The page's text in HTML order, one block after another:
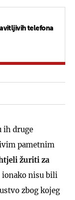
telefona
ih druge
pametnim
žuriti za
nisu bili
zbog kojeg